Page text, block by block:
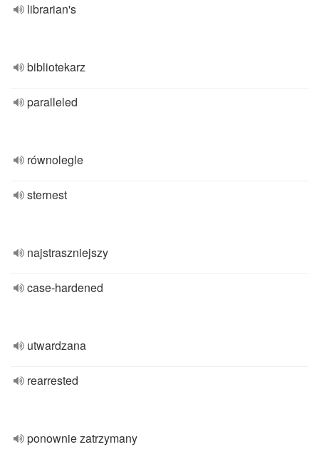
librarian's
bibliotekarz
paralleled
równolegle
sternest
najstraszniejszy
case-hardened
utwardzana
rearrested
ponownie zatrzymany